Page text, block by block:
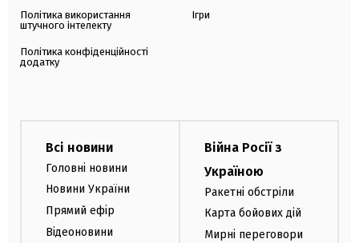
Політика використання
штучного інтелекту
Політика конфіденційності
додатку
Ігри
Всі новини
Головні новини
Новини України
Прямий ефір
Відеоновини
Війна Росії з
Україною
Ракетні обстріли
Карта бойових дій
Мирні переговори